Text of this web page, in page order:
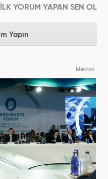
İLK YORUM YAPAN SEN OL
Yapın
Makroo